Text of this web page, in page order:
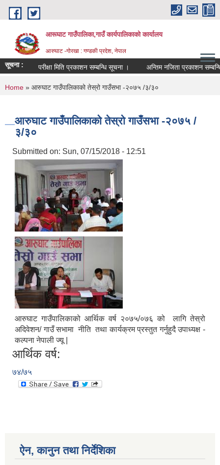
Skip to main content
आरूघाट गाउँपालिका,गाउँ कार्यपालिकाको कार्यालय
आरुघाट -गोरखा : गण्डकी प्रदेश, नेपाल
सूचना : परीक्षा मिति प्रकाशन सम्बन्धि सूचना । अन्तिम नजिता प्रकाशन सम्बन्धि
You are here
Home » आरुघाट गाउँपालिकाको तेस्रो गाउँसभा -२०७५ /३/३०
आरुघाट गाउँपालिकाको तेस्रो गाउँसभा -२०७५ /
३/३०
Submitted on: Sun, 07/15/2018 - 12:51
आरुघाट गाउँपालिकाको आर्थिक वर्ष २०७५/०७६ को लागि तेस्रो
अदिवेशन/ गाउँ सभामा नीति तथा कार्यक्रम प्रस्तुत गर्नुहुदै उपाध्यक्ष -
कल्पना नेपाली ज्यू |
आर्थिक वर्ष:
७४/७५
ऐन, कानुन तथा निर्देशिका